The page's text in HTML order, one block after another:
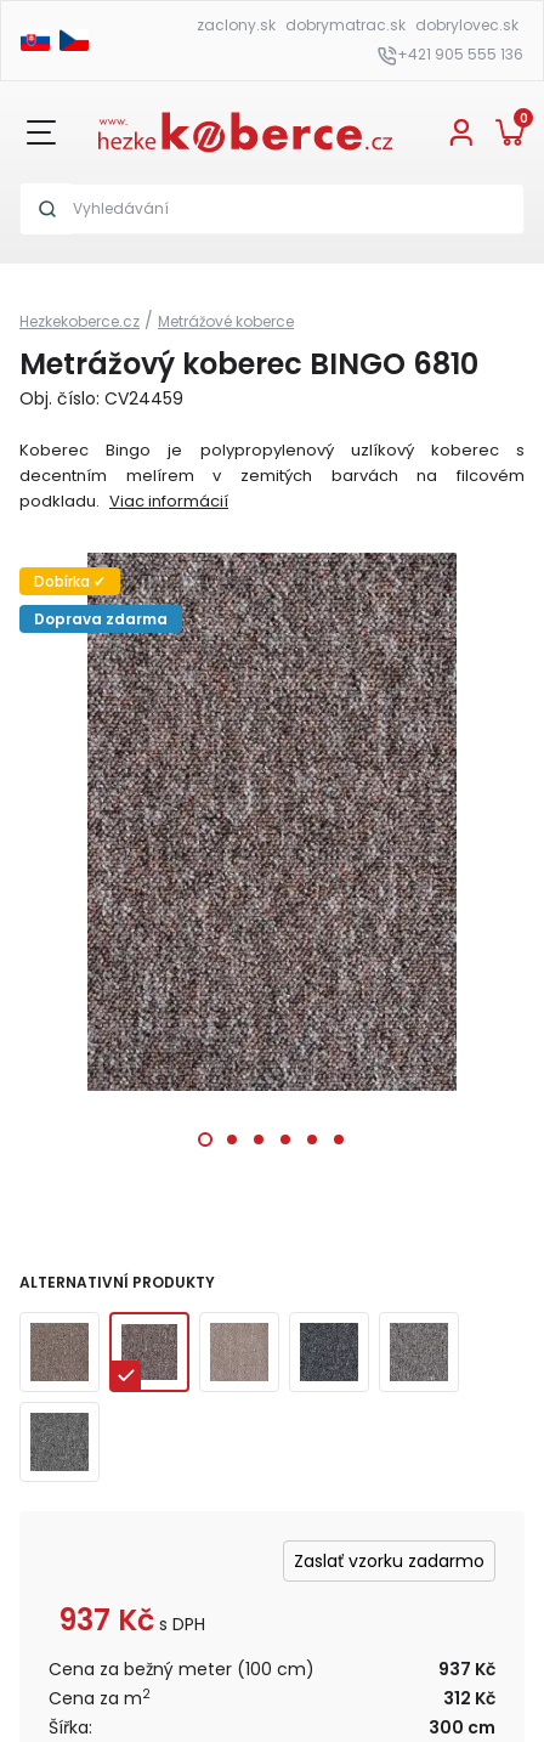
zaclony.sk dobrymatrac.sk dobrylovec.sk
+421 905 555 136
0
Hezkekoberce.cz / Metrážové koberce
Metrážový koberec BINGO 6810
Obj. číslo: CV24459
Koberec Bingo je polypropylenový uzlíkový koberec s
decentním melírem v zemitých barvách na filcovém
podkladu. Viac informácií
Dobírka ✔
Doprava zdarma
ALTERNATIVNÍ PRODUKTY
Zaslať vzorku zadarmo
937 Kč s DPH
Cena za bežný meter (100 cm)
937 Kč
Cena za m2
312 Kč
Šířka:
300 cm